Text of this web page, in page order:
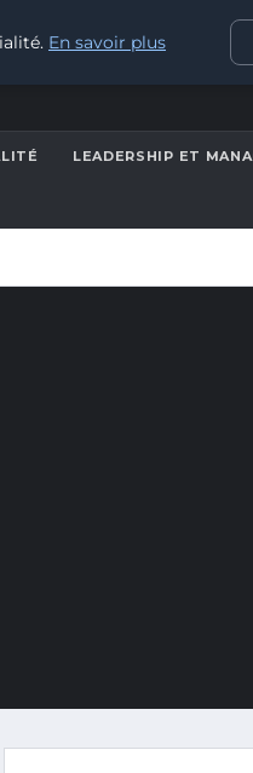
LEADERSHIP ET
En savoir plus